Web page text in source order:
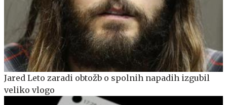
Jared Leto zaradi obtožb o spolnih napadih izgubil
veliko vlogo